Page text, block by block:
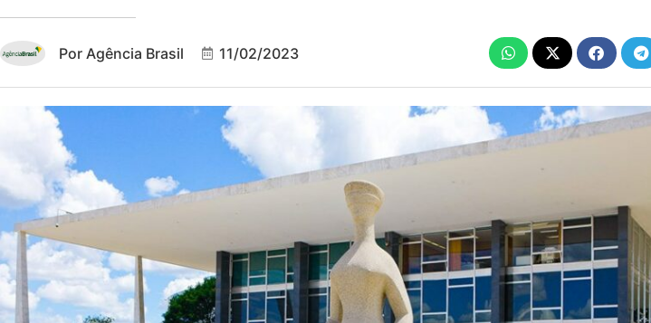
Por Agência Brasil 11/02/2023